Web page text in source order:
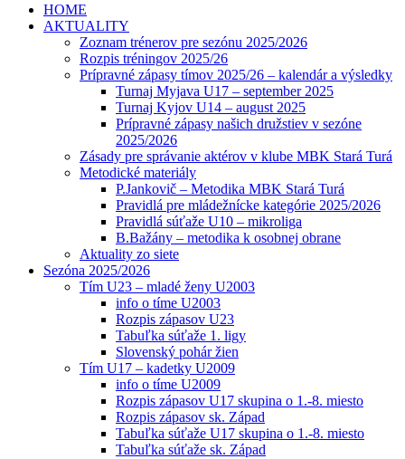
HOME
AKTUALITY
Zoznam trénerov pre sezónu 2025/2026
Rozpis tréningov 2025/26
Prípravné zápasy tímov 2025/26 – kalendár a výsledky
Turnaj Myjava U17 – september 2025
Turnaj Kyjov U14 – august 2025
Prípravné zápasy našich družstiev v sezóne
2025/2026
Zásady pre správanie aktérov v klube MBK Stará Turá
Metodické materiály
P.Jankovič – Metodika MBK Stará Turá
Pravidlá pre mládežnícke kategórie 2025/2026
Pravidlá súťaže U10 – mikroliga
B.Bažány – metodika k osobnej obrane
Aktuality zo siete
Sezóna 2025/2026
Tím U23 – mladé ženy U2003
info o tíme U2003
Rozpis zápasov U23
Tabuľka súťaže 1. ligy
Slovenský pohár žien
Tím U17 – kadetky U2009
info o tíme U2009
Rozpis zápasov U17 skupina o 1.-8. miesto
Rozpis zápasov sk. Západ
Tabuľka súťaže U17 skupina o 1.-8. miesto
Tabuľka súťaže sk. Západ